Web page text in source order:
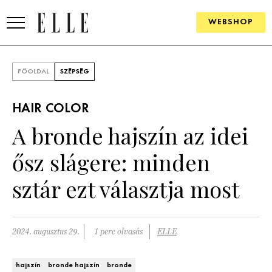
WEBSHOP
SZÉPSÉG
ÉLETMÓD
PÁRKAPCSOLAT
FŐOLDAL SZÉPSÉG
HAIR COLOR
A bronde hajszín az idei
ősz slágere: minden
sztár ezt választja most
2024. augusztus 29. 1 perc olvasás ELLE
hajszín bronde hajszín bronde